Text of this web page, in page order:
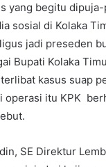
yang begitu
sosial di Kolaka
jadi preseden
Bupati Kolaka
kasus suap
operasi itu KPK
SE Direktur